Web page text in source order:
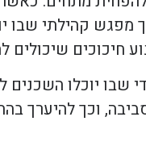
מפגש קהילתי שבו
חיכוכים שיכולים
שבו יוכלו
וכך להיערך